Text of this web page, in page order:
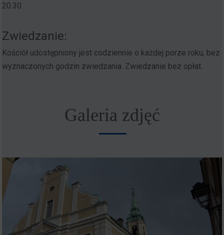
20.30
Zwiedzanie:
Kościół udostępniony jest codziennie o każdej porze roku, bez
wyznaczonych godzin zwiedzania. Zwiedzanie bez opłat.
Galeria zdjęć